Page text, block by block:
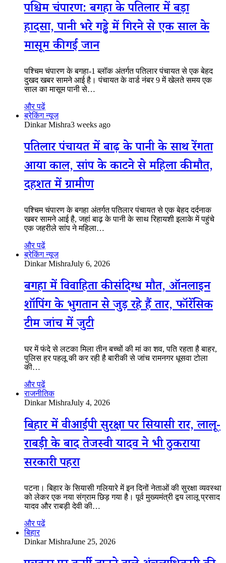
पश्चिम चंपारण: बगहा के पतिलार में बड़ा
हादसा, पानी भरे गड्ढे में गिरने से एक साल के
मासूम की गई जान
पश्चिम चंपारण के बगहा-1 ब्लॉक अंतर्गत पतिलार पंचायत से एक बेहद
दुखद खबर सामने आई है। पंचायत के वार्ड नंबर 9 में खेलते समय एक
साल का मासूम पानी से…
और पढ़ें
ब्रेकिंग न्यूज
Dinkar Mishra3 weeks ago
पतिलार पंचायत में बाढ़ के पानी के साथ रेंगता
आया काल, सांप के काटने से महिला की मौत,
दहशत में ग्रामीण
पश्चिम चंपारण के बगहा अंतर्गत पतिलार पंचायत से एक बेहद दर्दनाक
खबर सामने आई है, जहां बाढ़ के पानी के साथ रिहायशी इलाके में पहुंचे
एक जहरीले सांप ने महिला…
और पढ़ें
ब्रेकिंग न्यूज
Dinkar MishraJuly 6, 2026
बगहा में विवाहिता की संदिग्ध मौत, ऑनलाइन
शॉपिंग के भुगतान से जुड़ रहे हैं तार, फॉरेंसिक
टीम जांच में जुटी
घर में फंदे से लटका मिला तीन बच्चों की मां का शव, पति रहता है बाहर,
पुलिस हर पहलू की कर रही है बारीकी से जांच रामनगर धूसवा टोला
की…
और पढ़ें
राजनीतिक
Dinkar MishraJuly 4, 2026
बिहार में वीआईपी सुरक्षा पर सियासी रार, लालू-
राबड़ी के बाद तेजस्वी यादव ने भी ठुकराया
सरकारी पहरा
पटना। बिहार के सियासी गलियारे में इन दिनों नेताओं की सुरक्षा व्यवस्था
को लेकर एक नया संग्राम छिड़ गया है। पूर्व मुख्यमंत्री द्वय लालू प्रसाद
यादव और राबड़ी देवी की…
और पढ़ें
बिहार
Dinkar MishraJune 25, 2026